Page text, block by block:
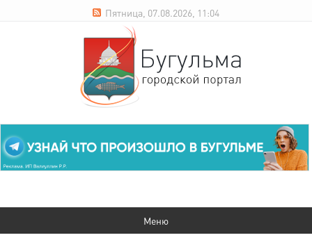
Пятница, 07.08.2026, 11:04